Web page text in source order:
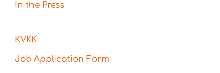
In the Press
KVKK
Job Application Form